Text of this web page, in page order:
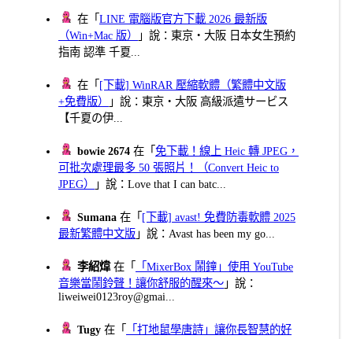
在「LINE 電腦版官方下載 2026 最新版
（Win+Mac 版）
」說：東京・大阪 日本女生預約
指南 認準 千夏...
在「 [下載] WinRAR 壓縮軟體（繁體中文版
+免費版）
」說：東京・大阪 高級派遣サービス
【千夏の伊...
bowie 2674 在「免下載！線上 Heic 轉 JPEG，
可批次處理最多 50 張照片！（Convert Heic to
JPEG）
」說：Love that I can batc...
Sumana 在「 [下載] avast! 免費防毒軟體 2025
最新繁體中文版 」說：Avast has been my go...
李紹煒在「
「MixerBox 鬧鐘」使用 YouTube
音樂當鬧鈴聲！讓你舒服的醒來～ 」說：
liweiwei0123roy@gmai...
Tugy 在「
「打地鼠學唐詩」讓你長智慧的好